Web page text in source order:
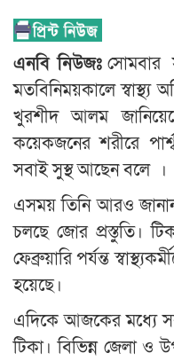
এনবি নিউজঃসোমবার
মতবিনিময়কালে স্বাস্থ্য
খুরশীদ আলম
কয়েকজনের শরীরে
সবাই সুস্থ আছেন বলে ।
এসময় তিনি আরও
চলছে জোর প্রস্তুতি।
ফেব্রুয়ারি পর্যন্ত
হয়েছে।
এদিকে আজকের মধ্যে
টিকা। বিভিন্ন জেলা ও